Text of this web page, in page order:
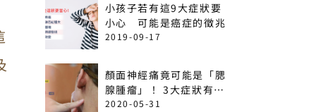
小孩子若有這9大症狀要
小心 可能是癌症的徵兆
2019-09-17
顏面神經痛竟可能是「腮
腺腫瘤」！ 3大症狀有癌
變可能
2020-05-31